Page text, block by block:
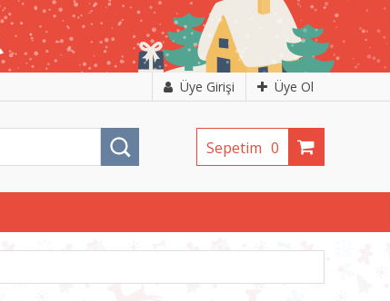
Üye Girişi Üye Ol
Sepetim 0